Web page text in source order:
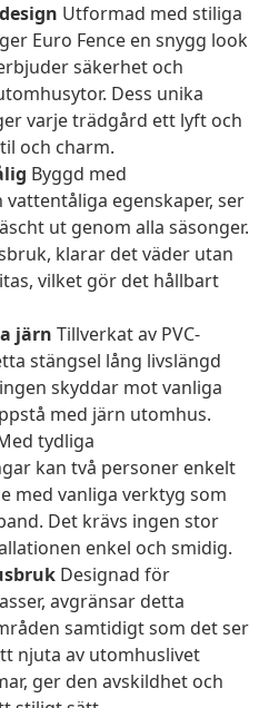
Utformad med stiliga
Euro Fence en snygg look
säkerhet och
Dess unika
varje trädgård ett lyft och
och charm.
Byggd med
egenskaper, ser
ut genom alla säsonger.
klarar det väder utan
vilket gör det hållbart
järn Tillverkat av PVC-
stängsel lång livslängd
skyddar mot vanliga
med järn utomhus.
tydliga
kan två personer enkelt
med vanliga verktyg som
Det krävs ingen stor
enkel och smidig.
Designad för
avgränsar detta
samtidigt som det ser
njuta av utomhuslivet
ger den avskildhet och